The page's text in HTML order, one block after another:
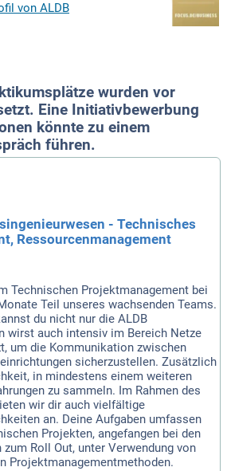
von ALDB
wurden vor
Eine Initiativbewerbung
könnte zu einem
führen.
- Technisches
Ressourcenmanagement
Technischen Projektmanagement bei
Teil unseres wachsenden Teams.
du nicht nur die ALDB
wirst auch intensiv im Bereich Netze
um die Kommunikation zwischen
sicherzustellen. Zusätzlich
in mindestens einem weiteren
zu sammeln. Im Rahmen des
wir dir auch vielfältige
an. Deine Aufgaben umfassen
Projekten, angefangen bei den
Roll Out, unter Verwendung von
Projektmanagementmethoden.